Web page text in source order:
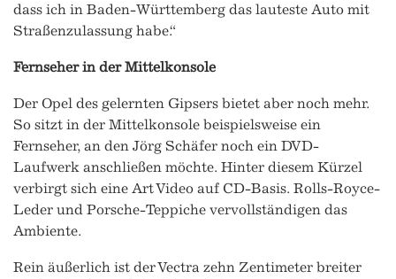
dass ich in Baden-Württemberg das lauteste Auto mit
Straßenzulassung habe.“
Fernseher in der Mittelkonsole
Der Opel des gelernten Gipsers bietet aber noch mehr.
So sitzt in der Mittelkonsole beispielsweise ein
Fernseher, an den Jörg Schäfer noch ein DVD-
Laufwerk anschließen möchte. Hinter diesem Kürzel
verbirgt sich eine Art Video auf CD-Basis. Rolls-Royce-
Leder und Porsche-Teppiche vervollständigen das
Ambiente.
Rein äußerlich ist der Vectra zehn Zentimeter breiter